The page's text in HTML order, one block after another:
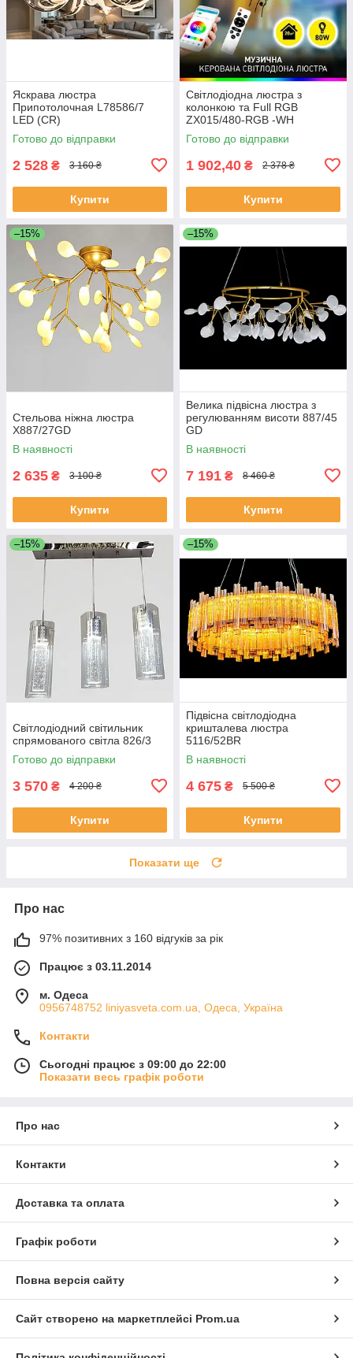
Яскрава люстра
Припотолочная L78586/7
LED (CR)
Готово до відправки
2 528 ₴ 3 160 ₴
Купити
Світлодіодна люстра з
колонкою та Full RGB
ZX015/480-RGB -WH
Готово до відправки
1 902,40 ₴ 2 378 ₴
Купити
–15%
Стельова ніжна люстра
X887/27GD
В наявності
2 635 ₴ 3 100 ₴
Купити
–15%
Велика підвісна люстра з
регулюванням висоти 887/45
GD
В наявності
7 191 ₴ 8 460 ₴
Купити
–15%
Світлодіодний світильник
спрямованого світла 826/3
Готово до відправки
3 570 ₴ 4 200 ₴
Купити
–15%
Підвісна світлодіодна
кришталева люстра
5116/52BR
В наявності
4 675 ₴ 5 500 ₴
Купити
Показати ще
Про нас
97% позитивних з 160 відгуків за рік
Працює з 03.11.2014
м. Одеса
0956748752 liniyasveta.com.ua, Одеса, Україна
Контакти
Сьогодні працює з 09:00 до 22:00
Показати весь графік роботи
Про нас
Контакти
Доставка та оплата
Графік роботи
Повна версія сайту
Сайт створено на маркетплейсі Prom.ua